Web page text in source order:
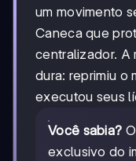
um movimento
Caneca que
centralizador. A
dura: reprimiu o
executou seus
Você sabia?
exclusivo do